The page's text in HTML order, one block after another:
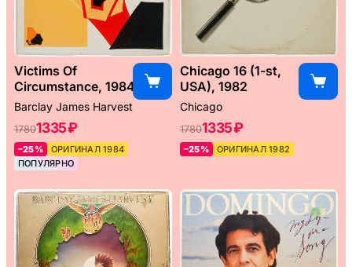
Victims Of
Circumstance, 1984
Barclay James Harvest
17801335 ₽
–25%
ОРИГИНАЛ 1984
ПОПУЛЯРНО
Chicago 16 (1-st,
USA), 1982
Chicago
17801335 ₽
–25% ОРИГИНАЛ 1982